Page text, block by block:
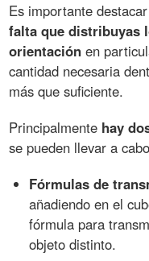
Es importante
falta que distribuyas
orientación en
cantidad necesaria
más que suficiente.
Principalmente hay
se pueden llevar a
Fórmulas de
añadiendo en el
fórmula para
objeto distinto.